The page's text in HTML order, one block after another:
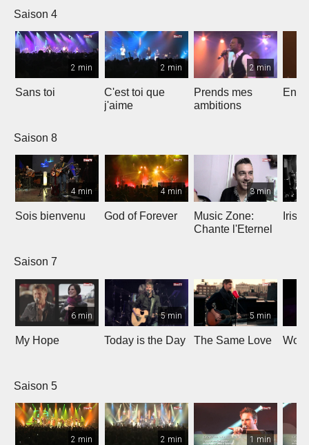
Saison 4
2 min
Sans toi
2 min
C'est toi que
j'aime
2 min
Prends mes
ambitions
Saison 8
4 min
Sois bienvenu
4 min
God of Forever
3 min
Music Zone:
Chante l'Eternel
Irish
Saison 7
6 min
My Hope
5 min
Today is the Day
5 min
The Same Love
Saison 5
2 min 2 min 1 min